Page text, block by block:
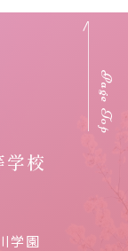
校
学園
Page Top